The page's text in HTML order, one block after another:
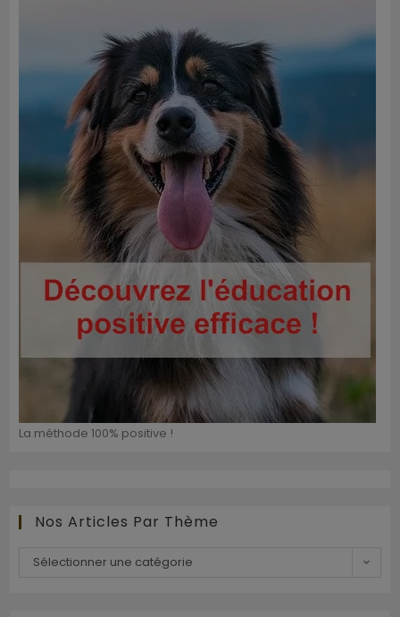
La méthode 100% positive !
Nos Articles Par Thème
Sélectionner une catégorie